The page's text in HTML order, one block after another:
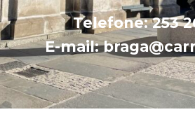
Telefone: 253
E-mail: